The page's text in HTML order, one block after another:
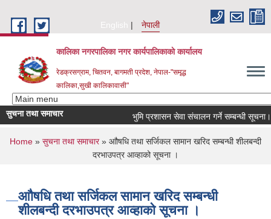
English
नेपाली
कालिका नगरपालिका नगर कार्यपालिकाकाे कार्यालय
रेडक्रसग्राम, चितवन, बागमती प्रदेश, नेपाल-"समृद्ध
कालिका,सुखी कालिकावासी"
सुचना तथा समाचार भुमि प्रशासन सेवा संचालन गर्ने सम्बन्धी सूचना।
You are here
Home » सुचना तथा समाचार» आौषधि तथा सर्जिकल सामान खरिद सम्बन्धी शीलबन्दी
दरभाउपत्र आव्हाको सूचना ।
आौषधि तथा सर्जिकल सामान खरिद सम्बन्धी
शीलबन्दी दरभाउपत्र आव्हाको सूचना ।